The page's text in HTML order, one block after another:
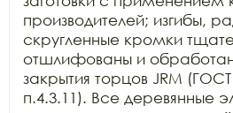
производителей; изгибы,
скругленные кромки
отшлифованы и
закрытия торцов JRM (ГОСТ
п.4.3.11). Все деревянные